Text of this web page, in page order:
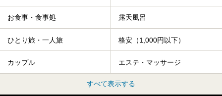
お食事・食事処 露天風呂
ひとり旅・一人旅 格安（1,000円以下）
カップル エステ・マッサージ
すべて表示する